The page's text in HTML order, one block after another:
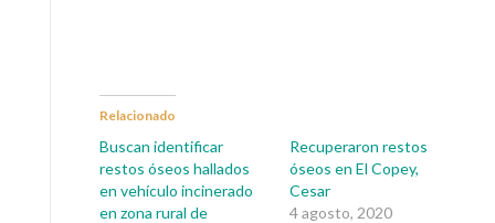
Relacionado
Buscan identificar
restos óseos hallados
en vehículo incinerado
en zona rural de
Recuperaron restos
óseos en El Copey,
Cesar
4 agosto, 2020